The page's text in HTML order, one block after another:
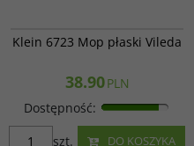
Klein 6723 Mop płaski Vileda
38.90PLN
Dostępność:
DO KOSZYKA
szt.